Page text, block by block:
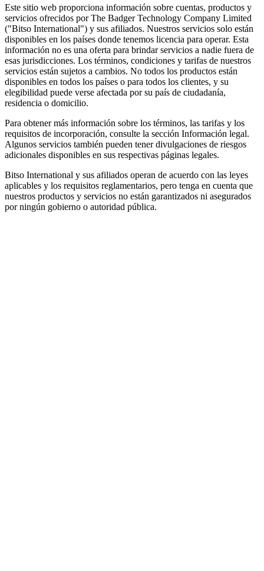
Este sitio web proporciona información sobre cuentas, productos y
servicios ofrecidos por The Badger Technology Company Limited
("Bitso International") y sus afiliados. Nuestros servicios solo están
disponibles en los países donde tenemos licencia para operar. Esta
información no es una oferta para brindar servicios a nadie fuera de
esas jurisdicciones. Los términos, condiciones y tarifas de nuestros
servicios están sujetos a cambios. No todos los productos están
disponibles en todos los países o para todos los clientes, y su
elegibilidad puede verse afectada por su país de ciudadanía,
residencia o domicilio.
Para obtener más información sobre los términos, las tarifas y los
requisitos de incorporación, consulte la sección Información legal.
Algunos servicios también pueden tener divulgaciones de riesgos
adicionales disponibles en sus respectivas páginas legales.
Bitso International y sus afiliados operan de acuerdo con las leyes
aplicables y los requisitos reglamentarios, pero tenga en cuenta que
nuestros productos y servicios no están garantizados ni asegurados
por ningún gobierno o autoridad pública.